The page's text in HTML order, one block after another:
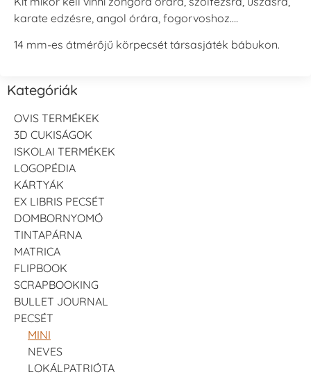
karate edzésre, angol órára, fogorvoshoz….
14 mm-es átmérőjű körpecsét társasjáték bábukon.
Kategóriák
OVIS TERMÉKEK
3D CUKISÁGOK
ISKOLAI TERMÉKEK
LOGOPÉDIA
KÁRTYÁK
EX LIBRIS PECSÉT
DOMBORNYOMÓ
TINTAPÁRNA
MATRICA
FLIPBOOK
SCRAPBOOKING
BULLET JOURNAL
PECSÉT
MINI
NEVES
LOKÁLPATRIÓTA